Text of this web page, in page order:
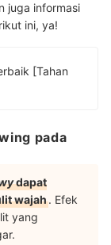
juga informasi
ini, ya!
pada
dapat
wajah. Efek
yang